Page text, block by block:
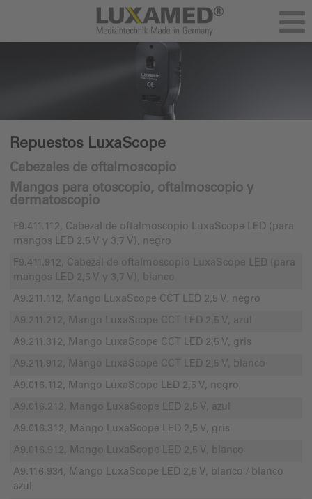
Repuestos LuxaScope
Cabezales de oftalmoscopio
Mangos para otoscopio, oftalmoscopio y
dermatoscopio
F9.411.112, Cabezal de oftalmoscopio LuxaScope LED (para
mangos LED 2,5 V y 3,7 V), negro
F9.411.912, Cabezal de oftalmoscopio LuxaScope LED (para
mangos LED 2,5 V y 3,7 V), blanco
A9.211.112, Mango LuxaScope CCT LED 2,5 V, negro
A9.211.212, Mango LuxaScope CCT LED 2,5 V, azul
A9.211.312, Mango LuxaScope CCT LED 2,5 V, gris
A9.211.912, Mango LuxaScope CCT LED 2,5 V, blanco
A9.016.112, Mango LuxaScope LED 2,5 V, negro
A9.016.212, Mango LuxaScope LED 2,5 V, azul
A9.016.312, Mango LuxaScope LED 2,5 V, gris
A9.016.912, Mango LuxaScope LED 2,5 V, blanco
A9.116.934, Mango LuxaScope LED 2,5 V, blanco / blanco
azul